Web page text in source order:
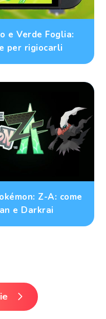
e Verde Foglia:
per rigiocarli
Z-A: come
e Darkrai